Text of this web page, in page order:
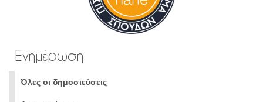
Ενημέρωση
Όλες οι δημοσιεύσεις